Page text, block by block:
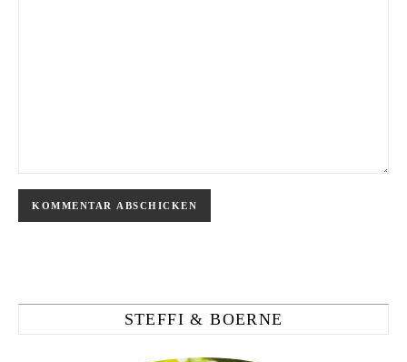
STEFFI & BOERNE